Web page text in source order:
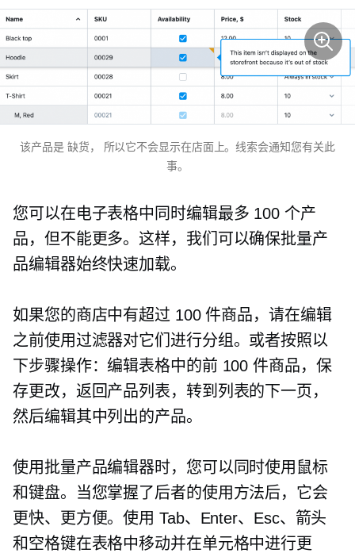
该产品是 缺货，
所以它不会显示在店面上。线索会通知您有关此
事。
您可以在电子表格中同时编辑最多 100 个产
品，但不能更多。这样，我们可以确保批量产
品编辑器始终快速加载。
如果您的商店中有超过 100 件商品，请在编辑
之前使用过滤器对它们进行分组。或者按照以
下步骤操作：编辑表格中的前 100 件商品，保
存更改，返回产品列表，转到列表的下一页，
然后编辑其中列出的产品。
使用批量产品编辑器时，您可以同时使用鼠标
和键盘。当您掌握了后者的使用方法后，它会
更快、更方便。使用 Tab、Enter、Esc、箭头
和空格键在表格中移动并在单元格中进行更